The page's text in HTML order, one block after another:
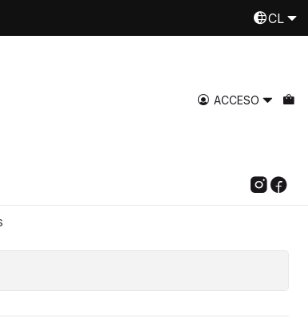
ACCESO
CL
balsamico
unidad